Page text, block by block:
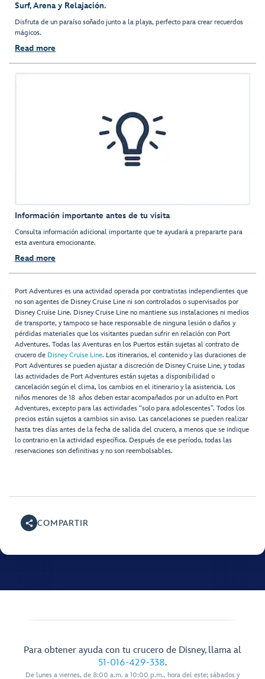
Surf, Arena y Relajación.
Disfruta de un paraíso soñado junto a la playa, perfecto para crear recuerdos
mágicos.
Read more
Información importante antes de tu visita
Consulta información adicional importante que te ayudará a prepararte para
esta aventura emocionante.
Read more
Port Adventures es una actividad operada por contratistas independientes que
no son agentes de Disney Cruise Line ni son controlados o supervisados por
Disney Cruise Line. Disney Cruise Line no mantiene sus instalaciones ni medios
de transporte, y tampoco se hace responsable de ninguna lesión o daños y
pérdidas materiales que los visitantes puedan sufrir en relación con Port
Adventures. Todas las Aventuras en los Puertos están sujetas al contrato de
crucero de Disney Cruise Line. Los itinerarios, el contenido y las duraciones de
Port Adventures se pueden ajustar a discreción de Disney Cruise Line, y todas
las actividades de Port Adventures están sujetas a disponibilidad o
cancelación según el clima, los cambios en el itinerario y la asistencia. Los
niños menores de 18 años deben estar acompañados por un adulto en Port
Adventures, excepto para las actividades “solo para adolescentes”. Todos los
precios están sujetos a cambios sin aviso. Las cancelaciones se pueden realizar
hasta tres días antes de la fecha de salida del crucero, a menos que se indique
lo contrario en la actividad específica. Después de ese período, todas las
reservaciones son definitivas y no son reembolsables.
COMPARTIR
Para obtener ayuda con tu crucero de Disney, llama al
51-016-429-338.
De lunes a viernes, de 8:00 a.m. a 10:00 p.m., hora del este; sábados y